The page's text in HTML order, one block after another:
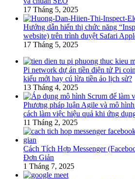
17 Tháng 5, 2025
Hướng dẫn hiển thị chức năng
website) trên trình duyệt Safari
17 Tháng 5, 2025
Pi network dự án tiền điện tử Pi
kiểu mới hay cú lừa tiền ảo lịch sử?
13 Tháng 4, 2025
Phương pháp luận Agile và mô
cách làm việc hiệu quả khi ứng
11 Tháng 2, 2025
Cách Tích Hợp Messenger
Đơn Giản
1 Tháng 7, 2025